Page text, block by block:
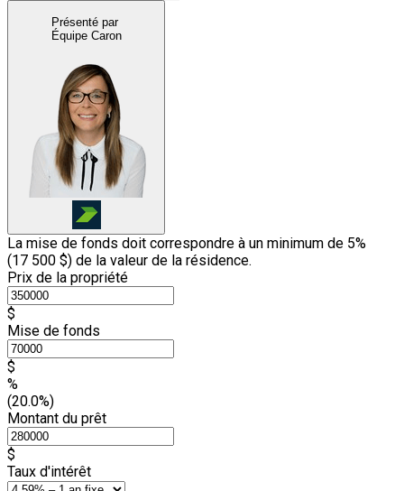
Présenté par
Équipe Caron
La mise de fonds doit correspondre à un minimum de 5%
(17 500 $) de la valeur de la résidence.
Prix de la propriété
$
Mise de fonds
$
%
(20.0%)
Montant du prêt
$
Taux d'intérêt